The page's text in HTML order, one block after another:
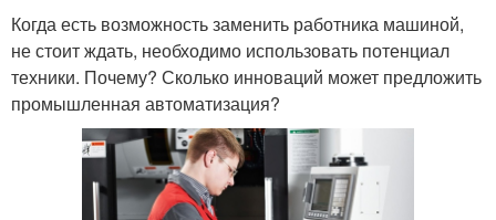
Когда есть возможность заменить работника машиной,
не стоит ждать, необходимо использовать потенциал
техники. Почему? Сколько инноваций может предложить
промышленная автоматизация?